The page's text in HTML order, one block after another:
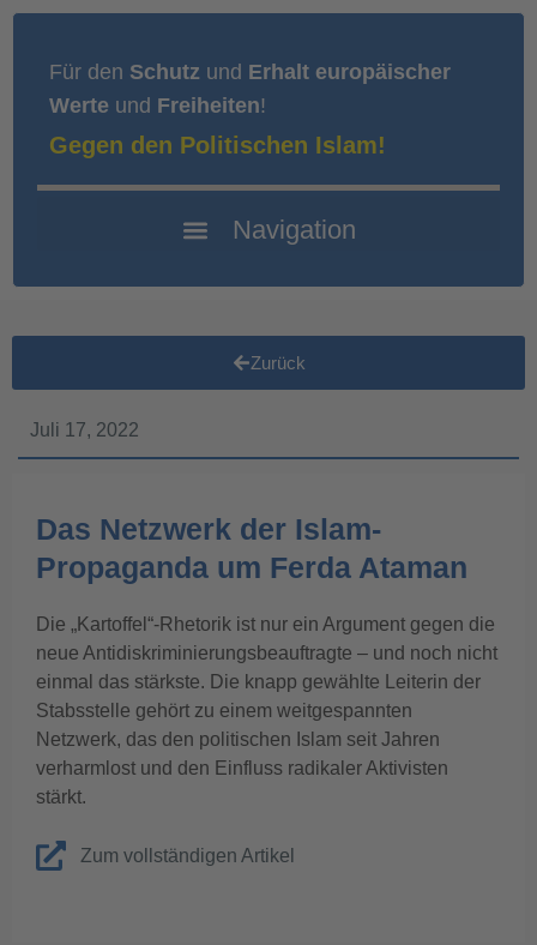
Für den Schutz und Erhalt europäischer
Werte und Freiheiten!
Gegen den Politischen Islam!
Zurück
Juli 17, 2022
Das Netzwerk der Islam-
Propaganda um Ferda Ataman
Die „Kartoffel“-Rhetorik ist nur ein Argument gegen die
neue Antidiskriminierungsbeauftragte – und noch nicht
einmal das stärkste. Die knapp gewählte Leiterin der
Stabsstelle gehört zu einem weitgespannten
Netzwerk, das den politischen Islam seit Jahren
verharmlost und den Einfluss radikaler Aktivisten
stärkt.
Zum vollständigen Artikel